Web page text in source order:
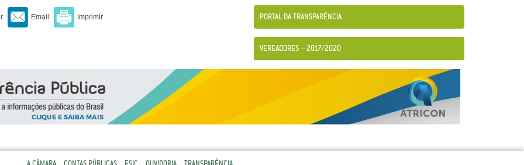
PORTAL DA TRANSPARÊNCIA
VEREADORES – 2017/2020